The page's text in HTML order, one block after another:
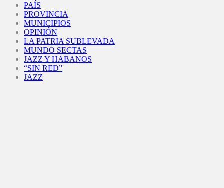
PAÍS
PROVINCIA
MUNICIPIOS
OPINIÓN
LA PATRIA SUBLEVADA
MUNDO SECTAS
JAZZ Y HABANOS
“SIN RED”
JAZZ